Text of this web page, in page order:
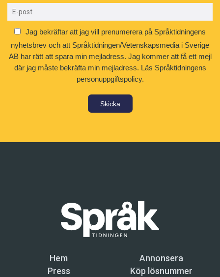
Jag bekräftar att jag vill prenumerera på Språktidningens
nyhetsbrev och att Språktidningen/Vetenskapsmedia i Sverige
AB har rätt att spara min mejladress. Jag kommer att få ett mejl
där jag måste bekräfta min mejladress. Läs Språktidningens
personuppgiftspolicy.
Skicka
Hem
Annonsera
Press
Köp lösnummer